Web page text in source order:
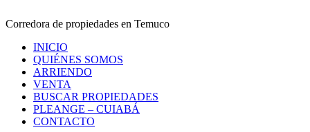
Corredora de propiedades en Temuco
INICIO
QUIÉNES SOMOS
ARRIENDO
VENTA
BUSCAR PROPIEDADES
PLEANGE – CUIABÁ
CONTACTO